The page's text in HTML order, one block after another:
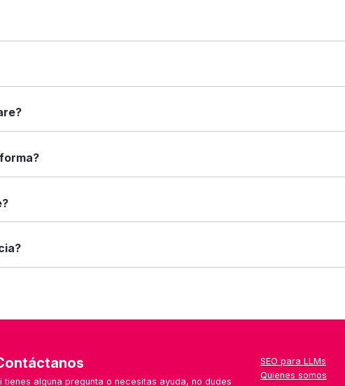
te permite descubrir, comparar y analizar soluciones digitales
de filtrado inteligentes.
que necesites ("gestión de clientes") o tu sector
Verás una tabla con sus características enfrentadas:
a tu caso.
principales, capturas de pantalla (si están disponibles), tipos
la información que necesitas antes de decidir.
desde autónomos y pymes hasta grandes corporaciones.
uno que no aparece aún en la web, puedes escribirnos desde
tienes alguna pregunta o necesitas ayuda, no dudes
SEO para LLMs
Quienes somos